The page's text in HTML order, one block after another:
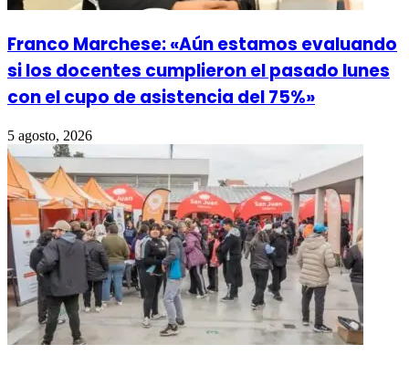
Franco Marchese: «Aún estamos evaluando
si los docentes cumplieron el pasado lunes
con el cupo de asistencia del 75%»
5 agosto, 2026